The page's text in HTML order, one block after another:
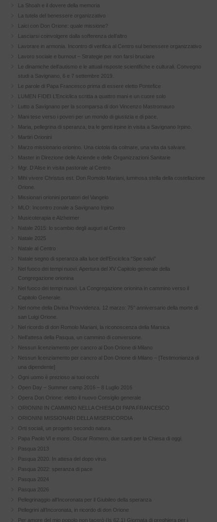
La Shoah e il dovere della memoria
La tutela del benessere organizzativo
Laici con Don Orione: quale missione?
Lasciarsi coinvolgere dalla sofferenza dell’altro
Lavorare in armonia. Incontro di verifica al Centro sul benessere organizzativo
Lavoro sociale e burnout – Strategie per non farsi bruciare
Le dinamiche dell’autismo e le attuali risposte scientifiche e culturali. Convegno
studi a Savignano, 6 e 7 settembre 2019.
Le parole di Papa Francesco prima di essere eletto Pontefice
LUMEN FIDEI L’Enciclica scritta a quattro mani e un cuore solo
Lutto a Savignano per la scomparsa di don Vincenzo Mastromauro
Mani tese verso i poveri per un mondo di giustizia e di pace.
Maria, pellegrina di speranza, tra le genti irpine in visita a Savignano Irpino.
Martiri Orionini
Marzo missionario orionino. Una ciotola da colmare, una vita da salvare.
Master in Direzione delle Aziende e delle Organizzazioni Sanitarie
Mgr. D’Alise in visita pastorale al Centro
Mihi vivere Christus est. Don Romolo Mariani, luminosa stella della costellazione
Orione.
Missionari orionini portatori del Vangelo
MLO: Incontro zonale a Savignano Irpino
Musicoterapia e Alzheimer
Natale 2015: lo scambio degli auguri al Centro
Natale 2025
Natale al Centro
Natale segno di speranza alla luce dell’Enciclica “Spe salvi”
Nel fuoco dei tempi nuovi. Apertura del XV Capitolo generale della
Congregazione orionina
Nel fuoco dei tempi nuovi. La Congregazione orionina in cammino verso il
Capitolo Generale.
Nel nome della Divina Provvidenza. 12 marzo: 75° anniversario della morte di
san Luigi Orione.
Nel ricordo di don Romolo Mariani, la riconoscenza della Marsica
Nell’attesa della Pasqua, un cammino di conversione.
Nessun licenziamento per cancro al Don Orione di Milano
Nessun licenziamento per cancro al Don Orione di Milano – [Testimonianza di
una dipendente]
Ogni uomo è prezioso ai tuoi occhi
Open Day – Summer camp 2016 – 8 Luglio 2016
Opera Don Orione: eletto il nuovo Consiglio generale
ORIONINI IN CAMMINO NELLA CHIESA DI PAPA FRANCESCO
ORIONINI MISSIONARI DELLA MISERICORDIA
Orti sociali, un progetto secondo natura.
Papa Paolo VI e mons. Oscar Romero, due santi per la Chiesa di oggi.
Pasqua 2013
Pasqua 2020. In attesa del dopo virus
Pasqua 2022: speranza di pace
Pasqua 2024
Pasqua 2026
Pellegrinaggio all’Incoronata per il Giubileo della speranza
Pellegrini all’Incoronata, in ricordo di don Orione
Per amore del mio popolo non tacerò (Is 62,1) Giornata di preghiera per i